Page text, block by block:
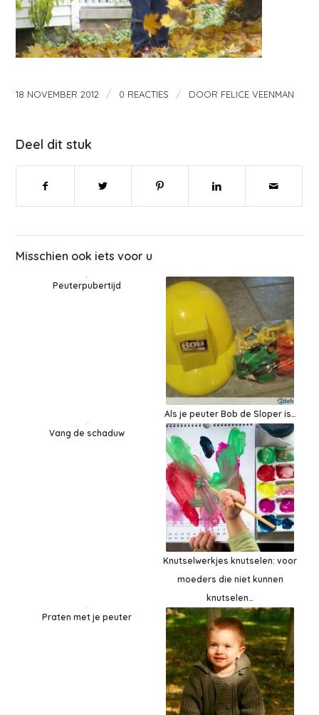
18 NOVEMBER 2012 / 0 REACTIES / DOOR FELICE VEENMAN
Deel dit stuk
Misschien ook iets voor u
Peuterpubertijd
Als je peuter Bob de Sloper is…
Vang de schaduw
Knutselwerkjes knutselen: voor
moeders die niet kunnen
knutselen…
Praten met je peuter